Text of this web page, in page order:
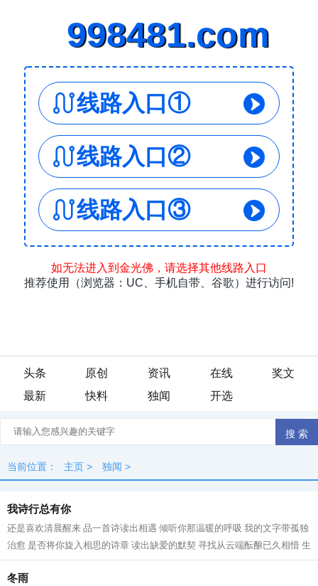
头条 原创 资讯 在线
奖文
最新
快料 独闻 开选
当前位置： 主页 > 独闻 >
我诗行总有你
还是喜欢清晨醒来 品一首诗读出相遇 倾听你那温暖的呼吸 我的文字带孤独
治愈 是否将你旋入相思的诗章 读出缺爱的默契 寻找从云端酝酿已久相惜 生
命中那人，会不会把我弄丢？ 这...
冬雨